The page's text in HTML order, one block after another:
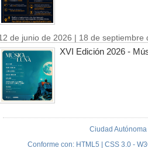
de junio de 2026 | 18 de septiembre
XVI Edición 2026 -
Ciudad
Conforme con: HTML5 | CSS 3.0 -